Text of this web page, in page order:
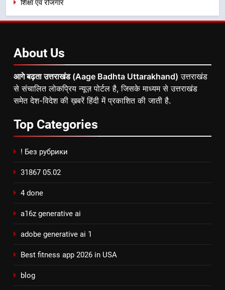
शिक्षा एवं रोजगार
About Us
आगे बढ़ता उत्तराखंड (Aage Badhta Uttarakhand) उत्तराखंड
से संचालित लोकप्रिय न्यूज़ पोर्टल है, जिसके माध्यम से उत्तराखंड
समेत देश-विदेश की ख़बरें हिंदी में प्रकाशित की जाती है.
Top Categories
! Без рубрики
31867 05.02
4 done
a16z generative ai
adobe generative ai 1
Best fitness app 2026 in USA
blog